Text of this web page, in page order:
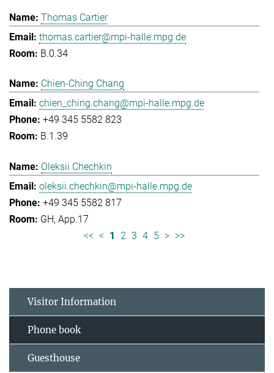
Thomas Cartier
thomas.cartier@mpi-halle.mpg.de
B.0.34
Chien-Ching Chang
chien_ching.chang@mpi-halle.mpg.de
+49 345 5582 823
B.1.39
Oleksii Chechkin
oleksii.chechkin@mpi-halle.mpg.de
+49 345 5582 817
GH, App.17
<< < 1 2 3 4 5 > >>
Visitor Information
Phone book
Guesthouse